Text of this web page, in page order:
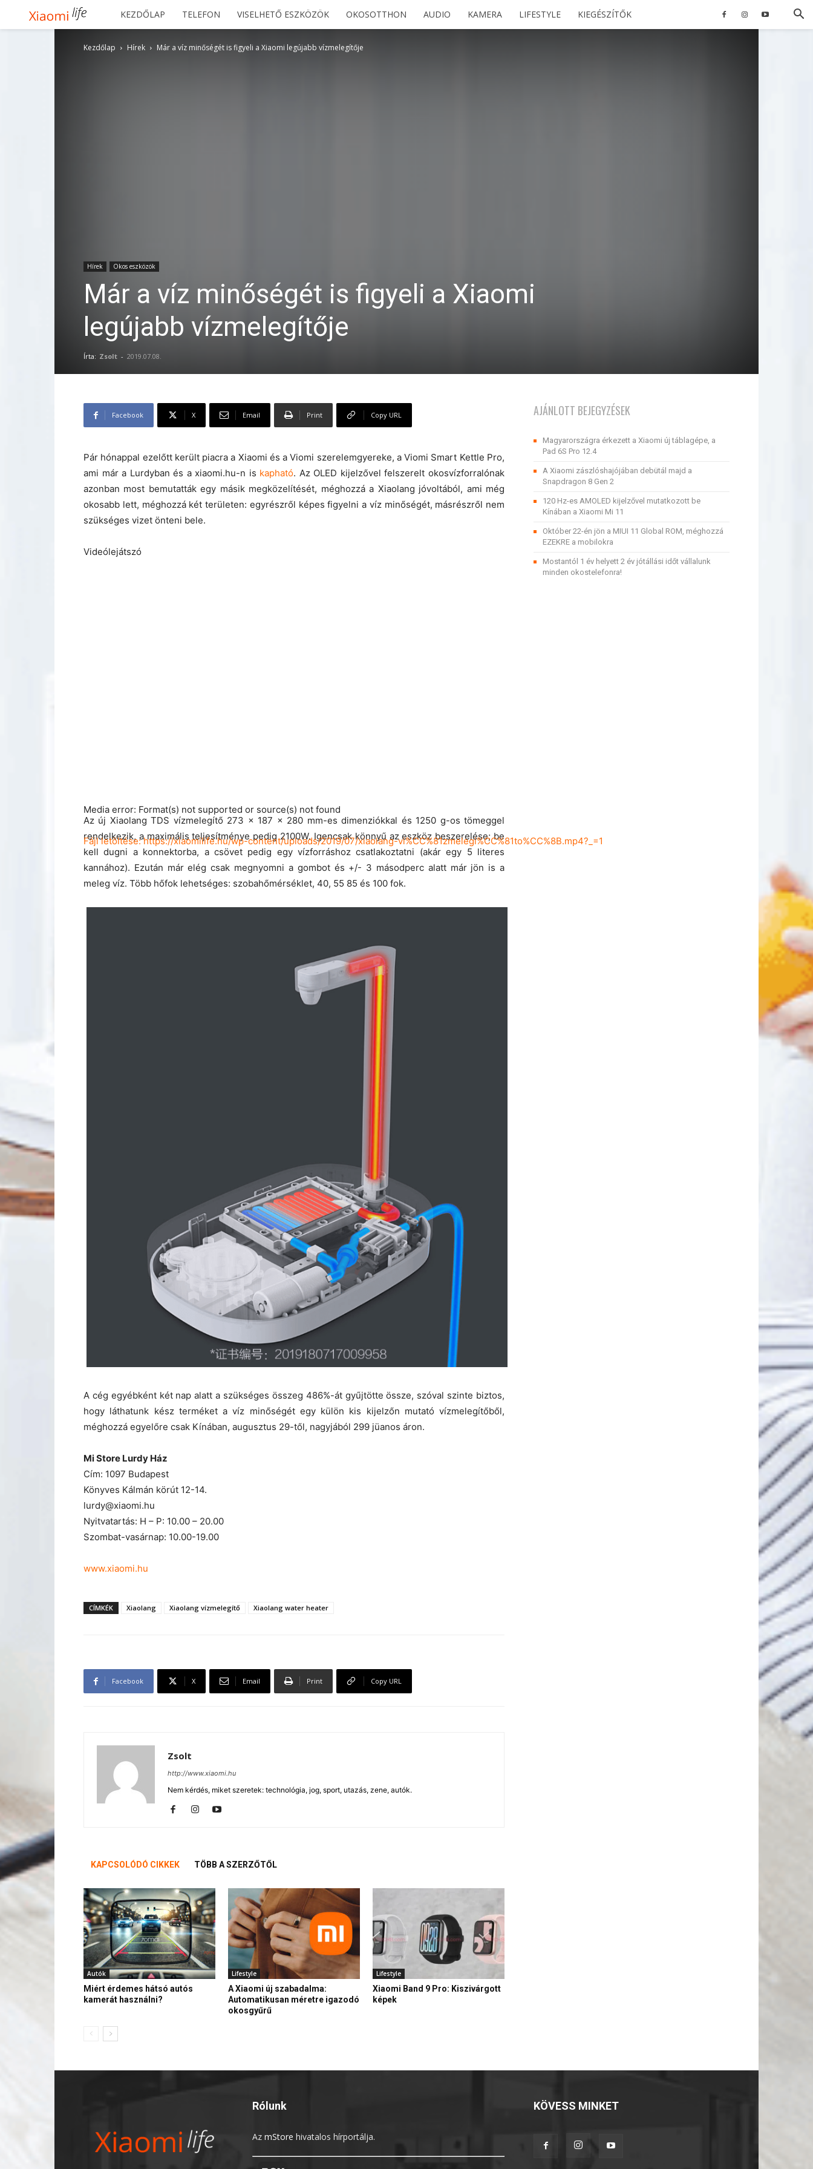
Xiaomilife
KEZDŐLAP TELEFON VISELHETŐ ESZKÖZÖK OKOSOTTHON AUDIO KAMERA LIFESTYLE KIEGÉSZÍTŐK
Kezdőlap Hírek Már a víz minőségét is figyeli a Xiaomi legújabb vízmelegítője
Hírek Okos eszközök
Már a víz minőségét is figyeli a Xiaomi
legújabb vízmelegítője
Írta: Zsolt - 2019.07.08.
Facebook X Email Print Copy URL
Pár hónappal ezelőtt került piacra a Xiaomi és a Viomi szerelemgyereke, a Viomi Smart Kettle Pro,
ami már a Lurdyban és a xiaomi.hu-n is kapható. Az OLED kijelzővel felszerelt okosvízforralónak
azonban most bemutatták egy másik megközelítését, méghozzá a Xiaolang jóvoltából, ami még
okosabb lett, méghozzá két területen: egyrészről képes figyelni a víz minőségét, másrészről nem
szükséges vizet önteni bele.
Videólejátszó
Media error: Format(s) not supported or source(s) not found
Fájl letöltése: https://xiaomilife.hu/wp-content/uploads/2019/07/xiaolang-vi%CC%81zmelegi%CC%81to%CC%8B.mp4?_=1
00:00
Az új Xiaolang TDS vízmelegítő 273 x 187 x 280 mm-es dimenziókkal és 1250 g-os tömeggel
rendelkezik, a maximális teljesítménye pedig 2100W. Igencsak könnyű az eszköz beszerelése; be
kell dugni a konnektorba, a csövet pedig egy vízforráshoz csatlakoztatni (akár egy 5 literes
kannához). Ezután már elég csak megnyomni a gombot és +/- 3 másodperc alatt már jön is a
meleg víz. Több hőfok lehetséges: szobahőmérséklet, 40, 55 85 és 100 fok.
A cég egyébként két nap alatt a szükséges összeg 486%-át gyűjtötte össze, szóval szinte biztos,
hogy láthatunk kész terméket a víz minőségét egy külön kis kijelzőn mutató vízmelegítőből,
méghozzá egyelőre csak Kínában, augusztus 29-től, nagyjából 299 jüanos áron.
Mi Store Lurdy Ház
Cím: 1097 Budapest
Könyves Kálmán körút 12-14.
lurdy@xiaomi.hu
Nyitvatartás: H – P: 10.00 – 20.00
Szombat-vasárnap: 10.00-19.00
www.xiaomi.hu
CÍMKÉK Xiaolang Xiaolang vízmelegítő Xiaolang water heater
Facebook X Email Print Copy URL
Zsolt
http://www.xiaomi.hu
Nem kérdés, miket szeretek: technológia, jog, sport, utazás, zene, autók.
KAPCSOLÓDÓ CIKKEK TÖBB A SZERZŐTŐL
Autók
Miért érdemes hátsó autós
kamerát használni?
Lifestyle
A Xiaomi új szabadalma:
Automatikusan méretre igazodó
okosgyűrű
Lifestyle
Xiaomi Band 9 Pro: Kiszivárgott
képek
AJÁNLOTT BEJEGYZÉSEK
Magyarországra érkezett a Xiaomi új táblagépe, a
Pad 6S Pro 12.4
A Xiaomi zászlóshajójában debütál majd a
Snapdragon 8 Gen 2
120 Hz-es AMOLED kijelzővel mutatkozott be
Kínában a Xiaomi Mi 11
Október 22-én jön a MIUI 11 Global ROM, méghozzá
EZEKRE a mobilokra
Mostantól 1 év helyett 2 év jótállási időt vállalunk
minden okostelefonra!
Rólunk
Az mStore hivatalos hírportálja.
KÖVESS MINKET